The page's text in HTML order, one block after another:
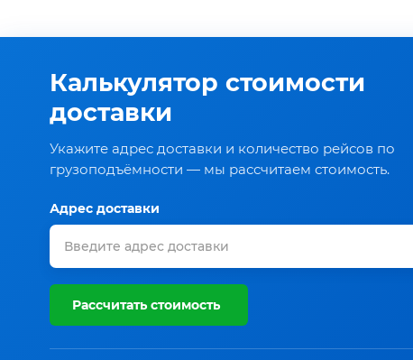
Калькулятор стоимости
доставки
Укажите адрес доставки и количество рейсов по
грузоподъёмности — мы рассчитаем стоимость.
Адрес доставки
Рассчитать стоимость